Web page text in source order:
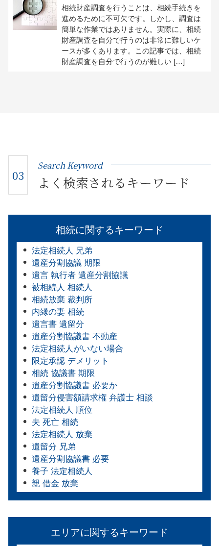
相続財産調査を行うことは、相続手続きを
進めるために不可欠です。しかし、調査は
簡単な作業ではありません。実際に、相続
財産調査を自分で行うのは非常に難しいケ
ースが多くあります。この記事では、相続
財産調査を自分で行うのが難しい […]
03
Search Keyword
よく検索されるキーワード
相続に関するキーワード
法定相続人 兄弟
遺産分割協議 期限
遺言 執行者 遺産分割協議
被相続人 相続人
相続放棄 裁判所
内縁の妻 相続
遺言書 遺留分
遺産分割協議書 不動産
法定相続人がいない場合
限定承認 デメリット
相続 協議書 期限
遺産分割協議書 必要か
遺留分侵害額請求権 弁護士 相談
法定相続人 順位
夫 死亡 相続
法定相続人 放棄
遺留分 兄弟
遺産分割協議書 必要
養子 法定相続人
親 借金 放棄
エリアに関するキーワード